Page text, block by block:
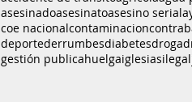
asesinadoasesinatoasesino serial
coe nacionalcontaminacion
deportederrumbesdiabetesdroga
gestión publicahuelgaiglesiasilegal